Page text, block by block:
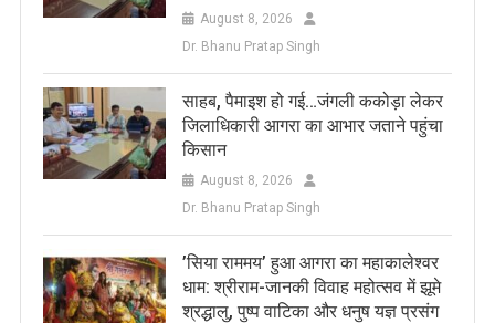
August 8, 2026
Dr. Bhanu Pratap Singh
साहब, पैमाइश हो गई…जंगली ककोड़ा लेकर
जिलाधिकारी आगरा का आभार जताने पहुंचा
किसान
August 8, 2026
Dr. Bhanu Pratap Singh
​’सिया राममय’ हुआ आगरा का महाकालेश्वर
धाम: श्रीराम-जानकी विवाह महोत्सव में झूमे
श्रद्धालु, पुष्प वाटिका और धनुष यज्ञ प्रसंग